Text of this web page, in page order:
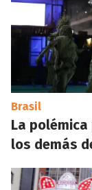
Brasil
La polémica
los demás